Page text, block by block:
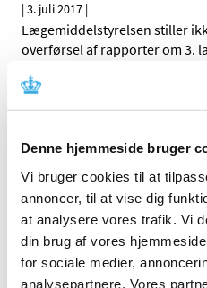
Denne hjemmeside bruger
Vi bruger cookies til at
annoncer, til at vise dig
at analysere vores trafik. Vi
din brug af vores
for sociale medier,
analysepartnere. Vores
|3. juli 2017 |
Lægemiddelstyrelsen stiller
overførsel af rapporter om 3.
Medicintilskudsnævnet
høringssvar om
astma og KOL
Medicintilskudsnævnets 3.
tilskudsstatus for medicin
Alle (2506)